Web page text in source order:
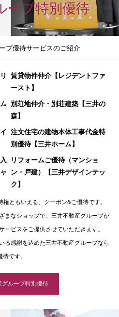
ープ特別優待
プ優待サービスのご紹介
賃貸物件仲介【レジデントファ
ースト】
別荘地仲介・別荘建築【三井の
森】
注文住宅の建物本体工事代金特
別優待【三井ホーム】
リフォームご優待（マンショ
ン・戸建）【三井デザインテッ
ク】
ともいえる、クーポン&ご優待です。
まなショップで、三井不動産グループが
ービスをご提供させていただきます。
る感謝を込めた三井不動産グループなら
です。
グループ特別優待